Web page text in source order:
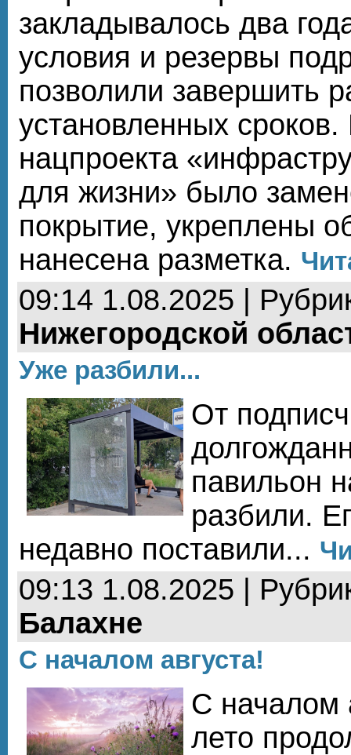
закладывалось два
условия и резервы
позволили завершить
установленных
нацпроекта
для жизни» было
покрытие, укреплены
нанесена разметка.
09:14 1.08.2025 |
Нижегородской
Уже разбили...
От
павильон
разбили.
недавно поставили...
09:13 1.08.2025 |
Балахне
С началом августа!
С началом
лето